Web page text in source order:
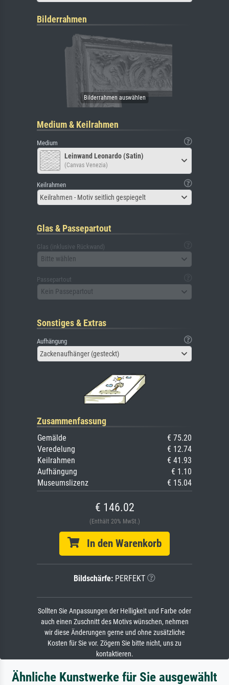
Bilderrahmen
Medium & Keilrahmen
Medium
Leinwand Leonardo (Satin)
(Canvas Venezia)
Keilrahmen
Keilrahmen - Motiv seitlich gespiegelt
Glas & Passepartout
Glas (inklusive Rückwand)
Bitte wählen
Passepartout
Kein Passepartout
Sonstiges & Extras
Aufhängung
Zackenaufhänger (gesteckt)
Zusammenfassung
Gemälde
€ 75.20
Veredelung
€ 12.74
Keilrahmen
€ 41.93
Aufhängung
€ 1.10
Museumslizenz
€ 15.04
€ 146.02
(Enthält 20% MwSt.)
In den Warenkorb
Bildschärfe: PERFEKT
Sollten Sie Anpassungen der Helligkeit und Farbe oder
auch einen Zuschnitt des Motivs wünschen, nehmen
wir diese Änderungen gerne und ohne zusätzliche
Kosten für Sie vor. Zögern Sie bitte nicht, uns zu
kontaktieren.
Ähnliche Kunstwerke für Sie ausgewählt